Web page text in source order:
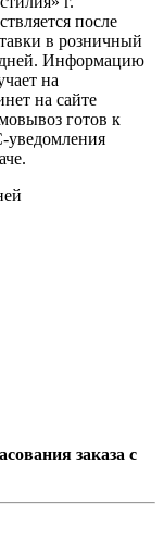
после
в розничный
дней. Информацию
на
на сайте
готов к
уведомления
заказа с